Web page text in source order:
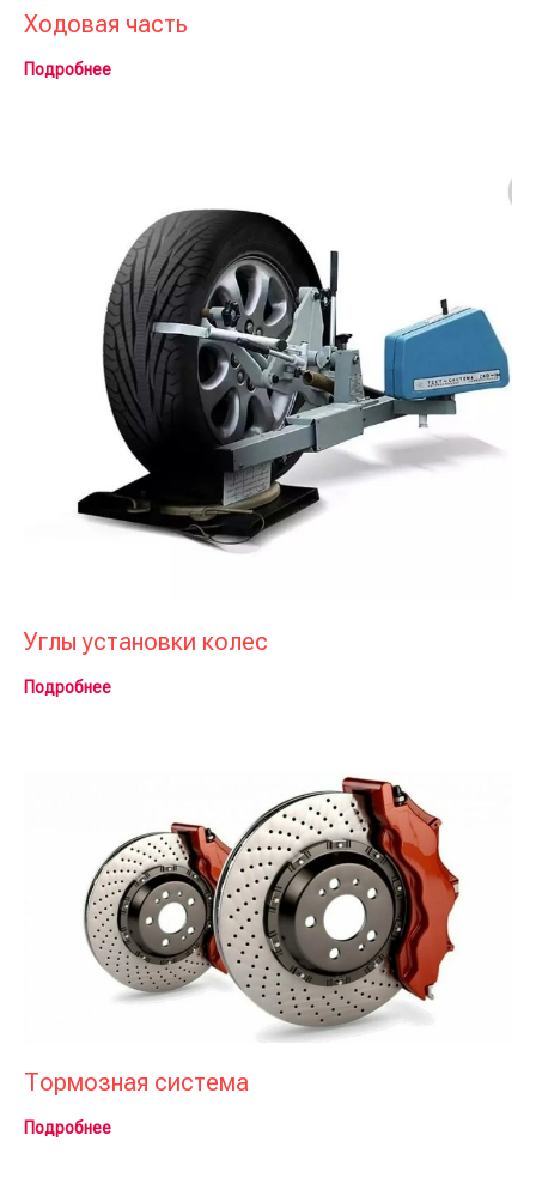
Ходовая часть
Подробнее
Углы установки колес
Подробнее
Тормозная система
Подробнее